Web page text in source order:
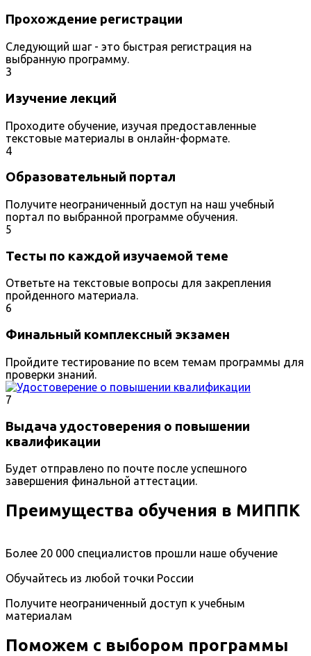
Прохождение регистрации
Следующий шаг - это быстрая регистрация на
выбранную программу.
3
Изучение лекций
Проходите обучение, изучая предоставленные
текстовые материалы в онлайн-формате.
4
Образовательный портал
Получите неограниченный доступ на наш учебный
портал по выбранной программе обучения.
5
Тесты по каждой изучаемой теме
Ответьте на текстовые вопросы для закрепления
пройденного материала.
6
Финальный комплексный экзамен
Пройдите тестирование по всем темам программы для
проверки знаний.
7
Выдача удостоверения о повышении
квалификации
Будет отправлено по почте после успешного
завершения финальной аттестации.
Преимущества обучения в МИППК
Более 20 000 специалистов прошли наше обучение
Обучайтесь из любой точки России
Получите неограниченный доступ к учебным
материалам
Поможем с выбором программы